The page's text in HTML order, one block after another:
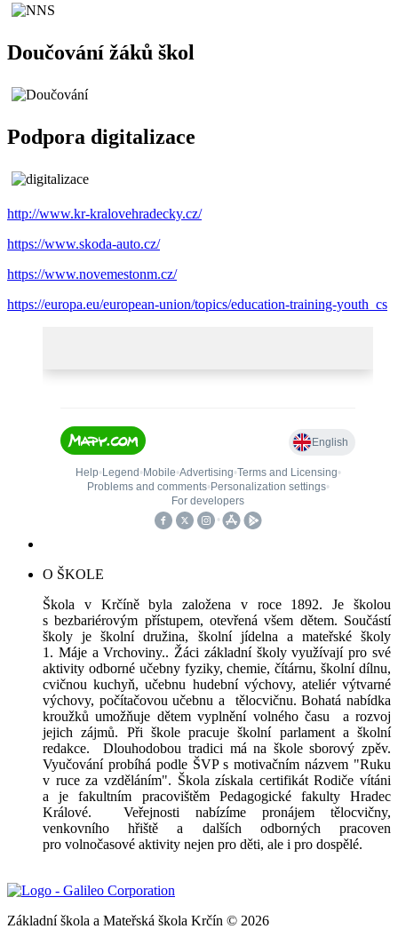
Doučování žáků škol
Podpora digitalizace
http://www.kr-kralovehradecky.cz/
https://www.skoda-auto.cz/
https://www.novemestonm.cz/
https://europa.eu/european-union/topics/education-training-youth_cs
O ŠKOLE
Škola v Krčíně byla založena v roce 1892. Je školou
s bezbariérovým přístupem, otevřená všem dětem. Součástí
školy je školní družina, školní jídelna a mateřské školy
1. Máje a Vrchoviny.. Žáci základní školy využívají pro své
aktivity odborné učebny fyziky, chemie, čítárnu, školní dílnu,
cvičnou kuchyň, učebnu hudební výchovy, ateliér výtvarné
výchovy, počítačovou učebnu a tělocvičnu. Bohatá nabídka
kroužků umožňuje dětem vyplnění volného času a rozvoj
jejich zájmů. Při škole pracuje školní parlament a školní
redakce. Dlouhodobou tradici má na škole sborový zpěv.
Vyučování probíhá podle ŠVP s motivačním názvem "Ruku
v ruce za vzděláním". Škola získala certifikát Rodiče vítáni
a je fakultním pracovištěm Pedagogické fakulty Hradec
Králové. Veřejnosti nabízíme pronájem tělocvičny,
venkovního hřiště a dalších odborných pracoven
pro volnočasové aktivity nejen pro děti, ale i pro dospělé.
Základní škola a Mateřská škola Krčín © 2026